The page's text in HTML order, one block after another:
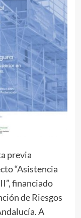
previa
“Asistencia
financiado
de Riesgos
A